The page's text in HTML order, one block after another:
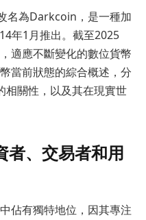
名為Darkcoin，是一種加
年1月推出。截至2025
適應不斷變化的數位貨幣
當前狀態的綜合概述，分
相關性，以及其在現實世
者、交易者和用
佔有獨特地位，因其專注